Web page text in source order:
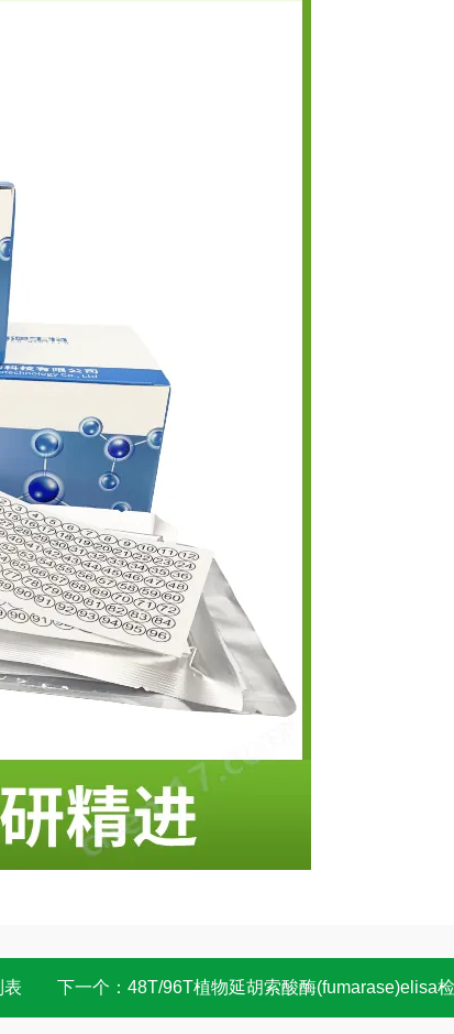
表 下一个： 48T/96T植物延胡索酸酶(fumarase)elisa检测试剂盒 实验